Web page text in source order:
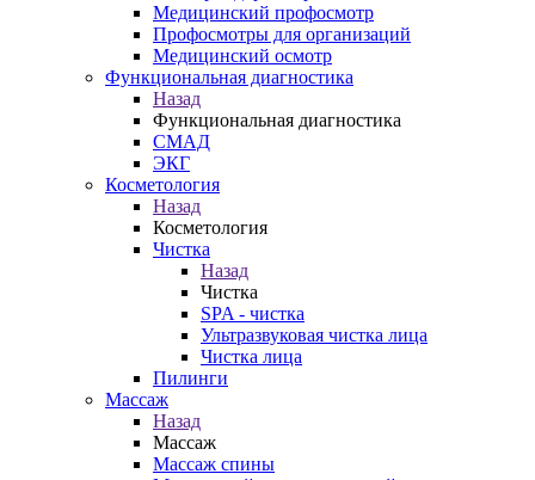
Медицинский профосмотр
Профосмотры для организаций
Медицинский осмотр
Функциональная диагностика
Назад
Функциональная диагностика
СМАД
ЭКГ
Косметология
Назад
Косметология
Чистка
Назад
Чистка
SPA - чистка
Ультразвуковая чистка лица
Чистка лица
Пилинги
Массаж
Назад
Массаж
Массаж спины